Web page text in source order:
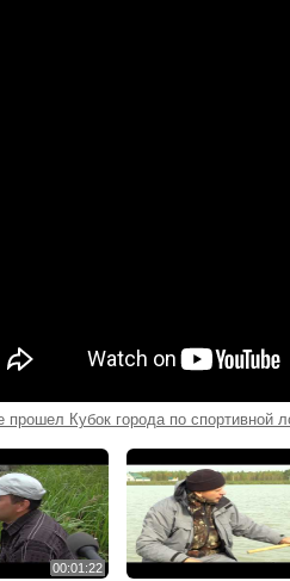
прошел Кубок города по спортивной
00:01:22